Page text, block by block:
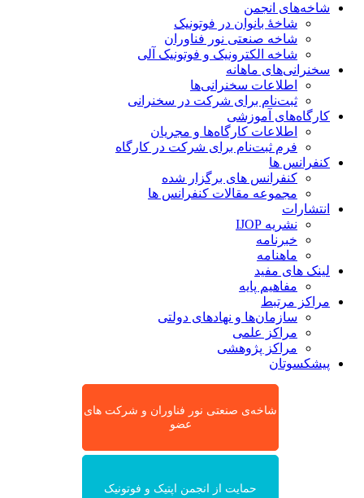
شاخه‌های انجمن
شاخۀ بانوان در فوتونیک
شاخه صنعتی نور فناوران
شاخه‌ الکترونیک و فوتونیک آلی
سخنرانی‌های ماهانه
اطلاعات سخنرانی‌‌ها
ثبت‌نام برای شرکت در سخنرانی
کارگاه‌های آموزشی
اطلاعات کارگاه‌ها و مجریان
فرم ثبت‌نام برای شرکت در کارگاه
کنفرانس ها
کنفرانس های برگزار شده
مجموعه مقالات کنفرانس ها
انتشارات
نشریه IJOP
خبرنامه
ماهنامه
لینک های مفید
مفاهیم پایه
مراکز مرتبط
سازمان‌ها و نهادهای دولتی
مراکز علمی
مراکز پژوهشی
پیشکسوتان
شاخه‌ی صنعتی نور فناوران و شرکت های
عضو
حمایت از انجمن اپتیک و فوتونیک